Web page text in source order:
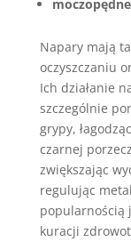
moczopędne
Napary mają
oczyszczaniu
Ich działanie
szczególnie
grypy,
czarnej
zwiększając
regulując
popularnością
kuracji